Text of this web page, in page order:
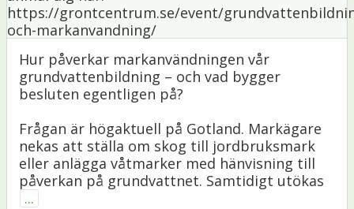
Hur påverkar markanvändningen vår
grundvattenbildning – och vad bygger
besluten egentligen på?
Frågan är högaktuell på Gotland. Markägare
nekas att ställa om skog till jordbruksmark
eller anlägga våtmarker med hänvisning till
påverkan på grundvattnet. Samtidigt utökas
...